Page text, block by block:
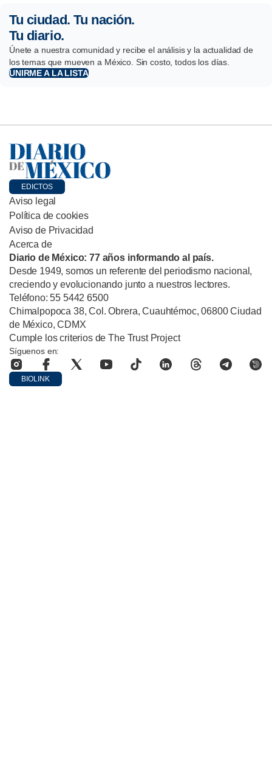
Tu ciudad. Tu nación.
Tu diario.
Únete a nuestra comunidad y recibe el análisis y la actualidad de
los temas que mueven a México. Sin costo, todos los días.
UNIRME A LA LISTA
EDICTOS
Aviso legal
Política de cookies
Aviso de Privacidad
Acerca de
Diario de México: 77 años informando al país.
Desde 1949, somos un referente del periodismo nacional,
creciendo y evolucionando junto a nuestros lectores.
Teléfono: 55 5442 6500
Chimalpopoca 38, Col. Obrera, Cuauhtémoc, 06800 Ciudad
de México, CDMX
Cumple los criterios de The Trust Project
Síguenos en:
BIOLINK